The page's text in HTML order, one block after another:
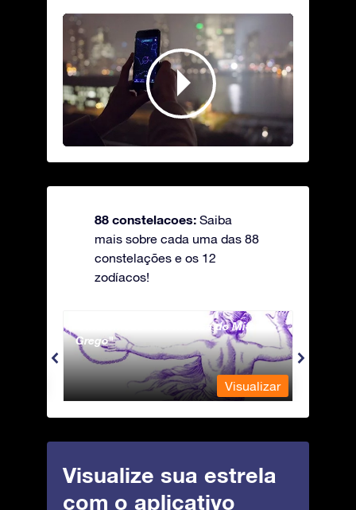
88 constelacoes: Saiba
mais sobre cada uma das 88
constelações e os 12
zodíacos!
Andromeda - A Princesa do Mito
Grego
Visualizar
Visualize sua estrela
com o aplicativo